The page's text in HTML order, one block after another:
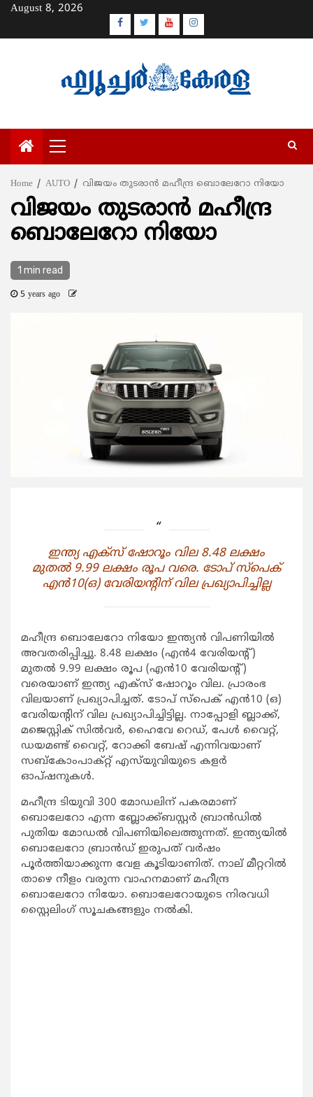
Skip
content
August 8, 2026
Facebook
TwitterYoutubeInstagram
Primary
Menu
Home AUTO വിജയം തുടരാന്‍ മഹീന്ദ്ര ബൊലേറോ നിയോ
വിജയം തുടരാന്‍ മഹീന്ദ്ര
ബൊലേറോ നിയോ
1 min read
5 years ago
ഇന്ത്യ എക്‌സ് ഷോറൂം വില 8.48 ലക്ഷം
മുതല്‍ 9.99 ലക്ഷം രൂപ വരെ. ടോപ് സ്‌പെക്
എന്‍10(ഒ) വേരിയന്റിന് വില പ്രഖ്യാപിച്ചില്ല
മഹീന്ദ്ര ബൊലേറോ നിയോ ഇന്ത്യന്‍ വിപണിയില്‍
അവതരിപ്പിച്ചു. 8.48 ലക്ഷം (എന്‍4 വേരിയന്റ്)
മുതല്‍ 9.99 ലക്ഷം രൂപ (എന്‍10 വേരിയന്റ്)
വരെയാണ് ഇന്ത്യ എക്‌സ് ഷോറൂം വില. പ്രാരംഭ
വിലയാണ് പ്രഖ്യാപിച്ചത്. ടോപ് സ്‌പെക് എന്‍10 (ഒ)
വേരിയന്റിന് വില പ്രഖ്യാപിച്ചിട്ടില്ല. നാപ്പോളി ബ്ലാക്ക്,
മജെസ്റ്റിക് സില്‍വര്‍, ഹൈവേ റെഡ്, പേള്‍ വൈറ്റ്,
ഡയമണ്ട് വൈറ്റ്, റോക്കി ബേഷ് എന്നിവയാണ്
സബ്‌കോംപാക്റ്റ് എസ്‌യുവിയുടെ കളര്‍
ഓപ്ഷനുകള്‍.
മഹീന്ദ്ര ടിയുവി 300 മോഡലിന് പകരമാണ്
ബൊലേറോ എന്ന ബ്ലോക്ക്ബസ്റ്റര്‍ ബ്രാന്‍ഡില്‍
പുതിയ മോഡല്‍ വിപണിയിലെത്തുന്നത്. ഇന്ത്യയില്‍
ബൊലേറോ ബ്രാന്‍ഡ് ഇരുപത് വര്‍ഷം
പൂര്‍ത്തിയാക്കുന്ന വേള കൂടിയാണിത്. നാല് മീറ്ററില്‍
താഴെ നീളം വരുന്ന വാഹനമാണ് മഹീന്ദ്ര
ബൊലേറോ നിയോ. ബൊലേറോയുടെ നിരവധി
സ്റ്റൈലിംഗ് സൂചകങ്ങളും നല്‍കി.